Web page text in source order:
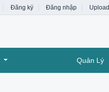
Đăng ký Đăng nhập Upload
Quản Lý